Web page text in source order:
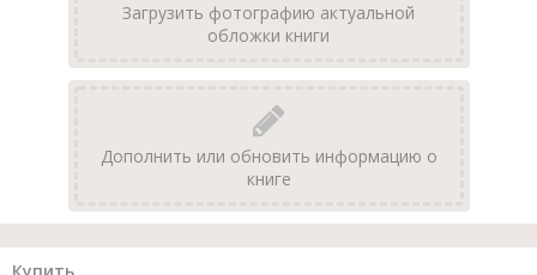
Загрузить фотографию актуальной
обложки книги
Дополнить или обновить информацию о
книге